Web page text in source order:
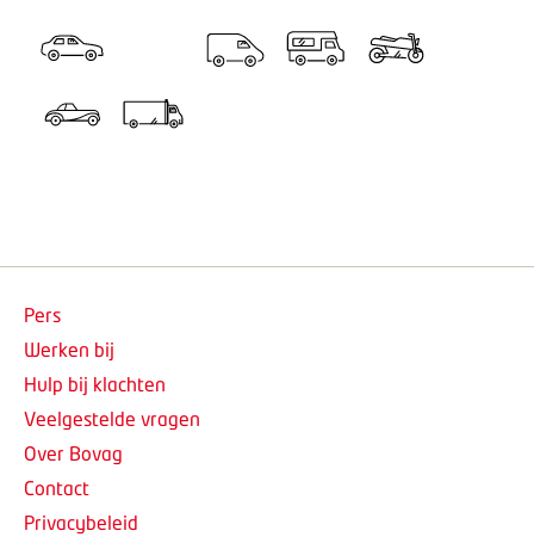
Pers
Werken bij
Hulp bij klachten
Veelgestelde vragen
Over Bovag
Contact
Privacybeleid